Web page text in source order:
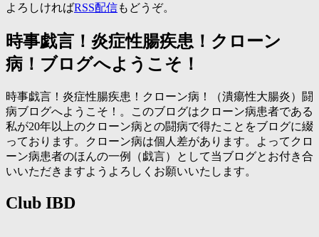
よろしければRSS配信もどうぞ。
時事戯言！炎症性腸疾患！クローン
病！ブログへようこそ！
時事戯言！炎症性腸疾患！クローン病！（潰瘍性大腸炎）闘
病ブログへようこそ！。このブログはクローン病患者である
私が20年以上のクローン病との闘病で得たことをブログに綴
っております。クローン病は個人差があります。よってクロ
ーン病患者のほんの一例（戯言）として当ブログとお付き合
いいただきますようよろしくお願いいたします。
Club IBD